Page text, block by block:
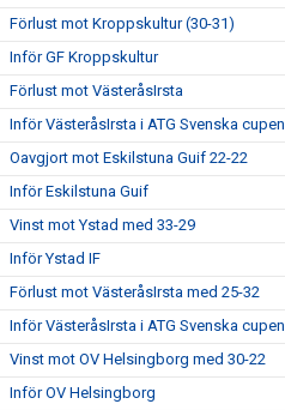
Förlust mot Kroppskultur (30-31)
Inför GF Kroppskultur
Förlust mot VästeråsIrsta
Inför VästeråsIrsta i ATG Svenska cupen
Oavgjort mot Eskilstuna Guif 22-22
Inför Eskilstuna Guif
Vinst mot Ystad med 33-29
Inför Ystad IF
Förlust mot VästeråsIrsta med 25-32
Inför VästeråsIrsta i ATG Svenska cupen
Vinst mot OV Helsingborg med 30-22
Inför OV Helsingborg